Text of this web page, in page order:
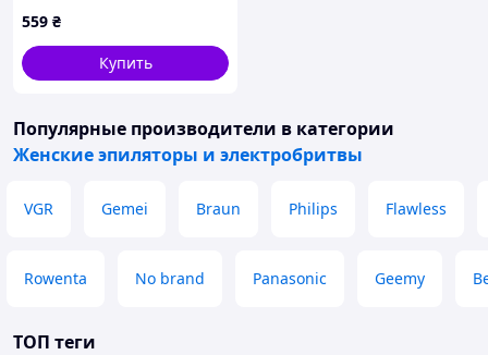
559 ₴
Купить
Популярные производители в категории
Женские эпиляторы и электробритвы
VGR Gemei Braun Philips Flawless
Rowenta No brand Panasonic Geemy
ТОП теги